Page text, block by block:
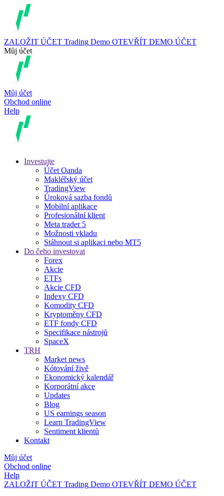
ZALOŽIT ÚČET Trading Demo OTEVŘÍT DEMO ÚČET
Můj účet
Můj účet
Obchod online
Help
Investujte
Účet Oanda
Makléřský účet
TradingView
Úroková sazba fondů
Mobilní aplikace
Profesionální klient
Meta trader 5
Možnosti vkladu
Stáhnout si aplikaci nebo MT5
Do čeho investovat
Forex
Akcie
ETFs
Akcie CFD
Indexy CFD
Komodity CFD
Kryptoměny CFD
ETF fondy CFD
Specifikace nástrojů
SpaceX
TRH
Market news
Kótování živě
Ekonomický kalendář
Korporátní akce
Updates
Blog
US earnings season
Learn TradingView
Sentiment klientů
Kontakt
Můj účet
Obchod online
Help
ZALOŽIT ÚČET Trading Demo OTEVŘÍT DEMO ÚČET